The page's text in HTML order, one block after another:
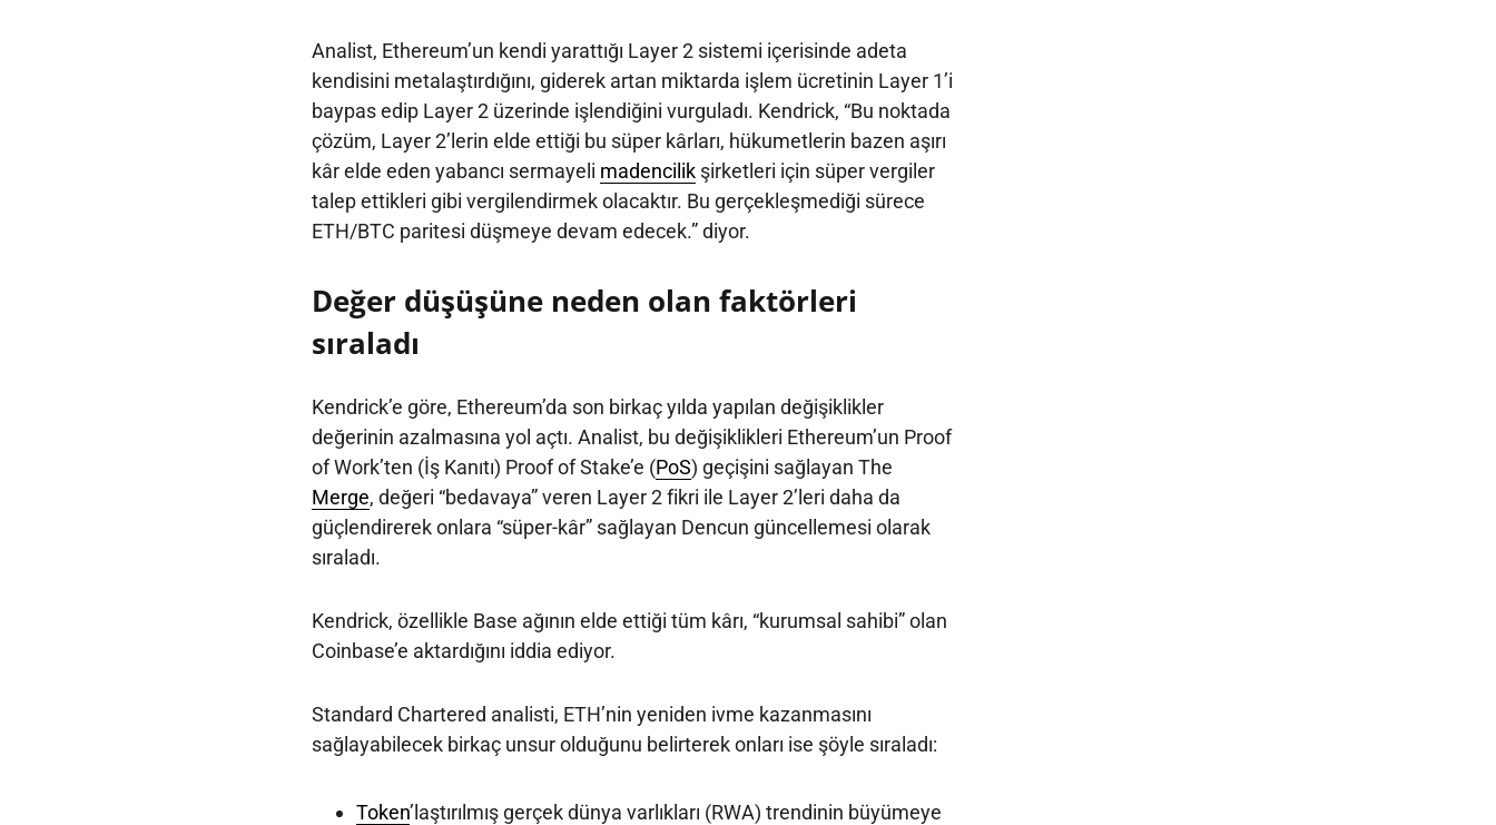
Analist, Ethereum’un kendi yarattığı Layer 2 sistemi içerisinde adeta
kendisini metalaştırdığını, giderek artan miktarda işlem ücretinin Layer 1’i
baypas edip Layer 2 üzerinde işlendiğini vurguladı. Kendrick, “Bu noktada
çözüm, Layer 2’lerin elde ettiği bu süper kârları, hükumetlerin bazen aşırı
kâr elde eden yabancı sermayeli madencilikşirketleri için süper vergiler
talep ettikleri gibi vergilendirmek olacaktır. Bu gerçekleşmediği sürece
ETH/BTC paritesi düşmeye devam edecek.” diyor.
Değer düşüşüne neden olan faktörleri
sıraladı
Kendrick’e göre, Ethereum’da son birkaç yılda yapılan değişiklikler
değerinin azalmasına yol açtı. Analist, bu değişiklikleri Ethereum’un Proof
of Work’ten (İş Kanıtı) Proof of Stake’e (PoS) geçişini sağlayan The
Merge, değeri “bedavaya” veren Layer 2 fikri ile Layer 2’leri daha da
güçlendirerek onlara “süper-kâr” sağlayan Dencun güncellemesi olarak
sıraladı.
Kendrick, özellikle Base ağının elde ettiği tüm kârı, “kurumsal sahibi” olan
Coinbase’e aktardığını iddia ediyor.
Standard Chartered analisti, ETH’nin yeniden ivme kazanmasını
sağlayabilecek birkaç unsur olduğunu belirterek onları ise şöyle sıraladı:
Token’laştırılmış gerçek dünya varlıkları (RWA) trendinin büyümeye